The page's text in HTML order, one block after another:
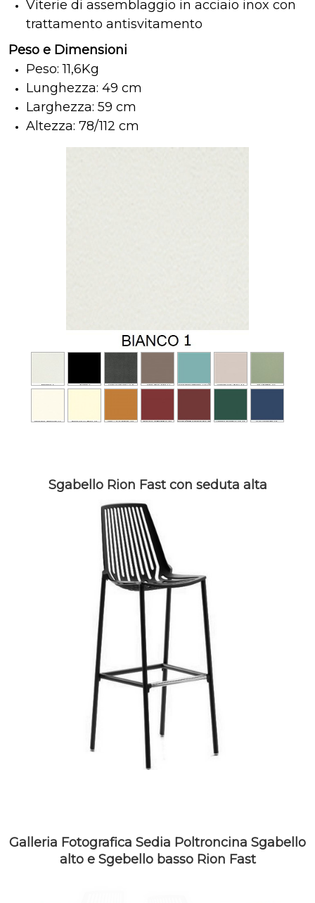
Viterie di assemblaggio in acciaio inox con
trattamento antisvitamento
Peso e Dimensioni
Peso: 11,6Kg
Lunghezza: 49 cm
Larghezza: 59 cm
Altezza: 78/112 cm
Sgabello Rion Fast con seduta alta
Galleria Fotografica Sedia Poltroncina Sgabello
alto e Sgebello basso Rion Fast